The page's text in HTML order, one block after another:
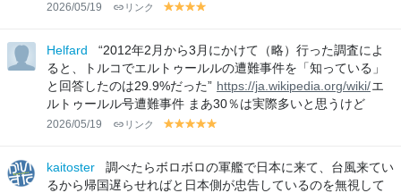
2026/05/19 リンク
y
lo
w
y
lo
w
y
lo lo
w
Helfard
“2012年2月から3月にかけて（略）行った調査によ
ると、トルコでエルトゥールルの遭難事件を「知っている」
と回答したのは29.9%だった” https://ja.wikipedia.org/wiki/エ
ルトゥールル号遭難事件 まあ30％は実際多いと思うけど
2026/05/19 リンク
y
lo
w
y
lo
w
y
lo
w
y
lo
w
lo
w
kaitoster
調べたらボロボロの軍艦で日本に来て、台風来てい
るから帰国遅らせればと日本側が忠告しているのを無視して